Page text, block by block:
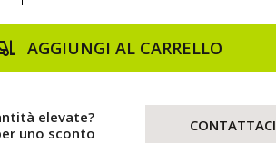
AGGIUNGI AL CARRELLO
elevate?
uno sconto
CONTATTACI